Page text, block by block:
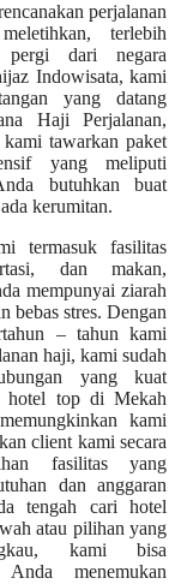
perjalanan
terlebih
pergi dari negara
Indowisata, kami
yang datang
Haji Perjalanan,
tawarkan paket
yang meliputi
butuhkan buat
kerumitan.
termasuk fasilitas
dan makan,
mempunyai ziarah
bebas stres. Dengan
– tahun kami
haji, kami sudah
yang kuat
hotel top di Mekah
kami
client kami secara
fasilitas yang
dan anggaran
tengah cari hotel
atau pilihan yang
kami bisa
Anda menemukan